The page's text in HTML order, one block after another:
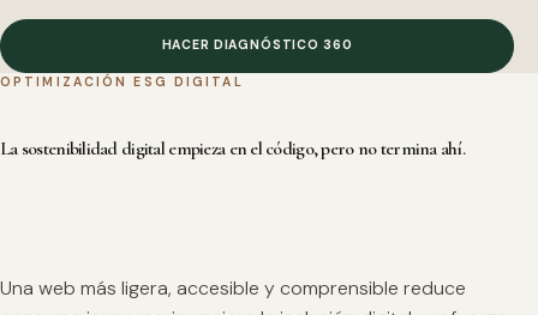
HACER DIAGNÓSTICO 360
OPTIMIZACIÓN ESG DIGITAL
La sostenibilidad digital empieza en el código, pero no termina ahí.
Una web más ligera, accesible y comprensible reduce